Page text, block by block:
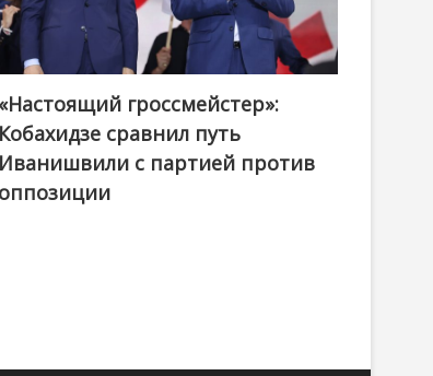
@ქართული ოცნება / Georgian Dream
«Настоящий гроссмейстер»:
Кобахидзе сравнил путь
Иванишвили с партией против
оппозиции